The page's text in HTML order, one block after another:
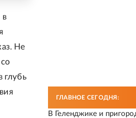
в
Не
глубь
ГЛАВНОЕ СЕГОДНЯ:
В Геленджике и